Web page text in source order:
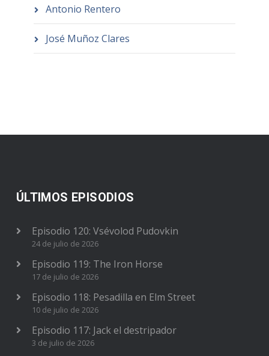
Antonio Rentero
José Muñoz Clares
ÚLTIMOS EPISODIOS
Episodio 120: Vsévolod Pudovkin
24 de julio de 2026
Episodio 119: The Iron Horse
17 de julio de 2026
Episodio 118: Pesadilla en Elm Street
10 de julio de 2026
Episodio 117: Jack el destripador
3 de julio de 2026